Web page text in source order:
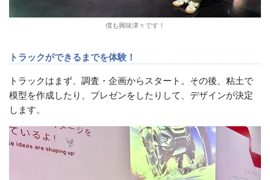
僕も興味津々です！
トラックができるまでを体験！
トラックはまず、調査・企画からスタート。その後、粘土で
模型を作成したり、プレゼンをしたりして、デザインが決定
します。